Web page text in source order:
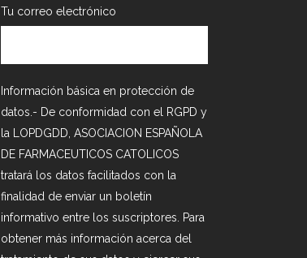
Tu correo electrónico
Información básica en protección de
datos.- De conformidad con el RGPD y
la LOPDGDD, ASOCIACION ESPAÑOLA
DE FARMACEUTICOS CATOLICOS
tratará los datos facilitados con la
finalidad de enviar un boletín
informativo entre los suscriptores. Para
obtener más información acerca del